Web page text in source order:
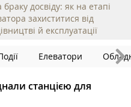
досвіду: як на етапі
захиститися від
й експлуатації
Елеватори
станцією для